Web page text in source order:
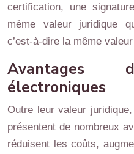
certification, une
même valeur juridique
c’est-à-dire la même
Avantages
électroniques
Outre leur valeur
présentent de nombreux
réduisent les coûts,